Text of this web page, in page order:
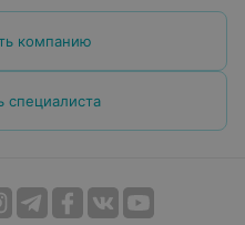
компанию
специалиста